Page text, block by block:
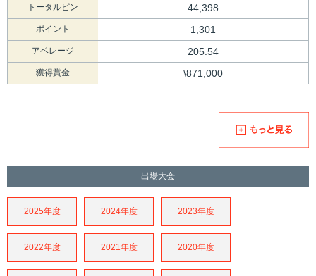
トータルピン 44,398
ポイント 1,301
アベレージ 205.54
獲得賞金 \871,000
出場大会
2025年度 2024年度 2023年度
2022年度 2021年度 2020年度